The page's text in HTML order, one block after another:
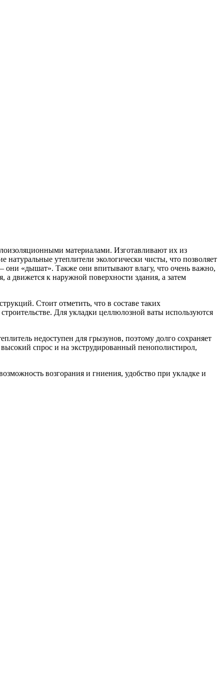
материалами. Изготавливают их из
натуральные утеплители экологически чисты, что позволяет
они «дышат». Также они впитывают влагу, что очень важно,
а движется к наружной поверхности здания, а затем
Стоит отметить, что в составе таких
Для укладки целлюлозной ваты используются
недоступен для грызунов, поэтому долго сохраняет
спрос и на экструдированный пенополистирол,
возгорания и гниения, удобство при укладке и